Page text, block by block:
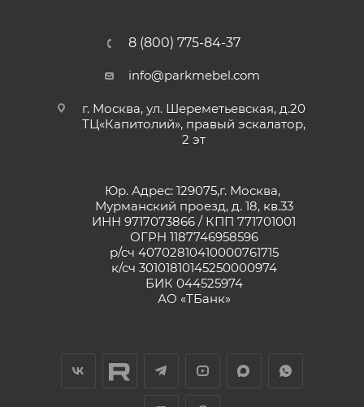
8 (800) 775-84-37
info@parkmebel.com
г. Москва, ул. Шереметьевская, д.20
ТЦ«Капитолий», правый эскалатор,
2 эт
Юр. Адрес: 129075,г. Москва,
Мурманский проезд, д. 18, кв.33
ИНН 9717073866 / КПП 771701001
ОГРН 1187746958596
р/сч 40702810410000761715
к/сч 30101810145250000974
БИК 044525974
АО «ТБанк»